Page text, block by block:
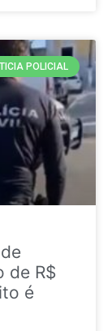
POLICIAL
de R$
é